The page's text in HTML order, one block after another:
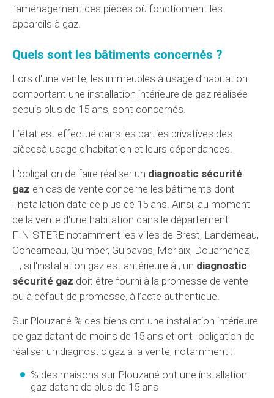
l’aménagement des pièces où fonctionnent les
appareils à gaz.
Quels sont les bâtiments concernés ?
Lors d'une vente, les immeubles à usage d’habitation
comportant une installation intérieure de gaz réalisée
depuis plus de 15 ans, sont concernés.
L’état est effectué dans les parties privatives des
piècesà usage d’habitation et leurs dépendances.
L'obligation de faire réaliser un diagnostic sécurité
gaz en cas de vente concerne les bâtiments dont
l'installation date de plus de 15 ans. Ainsi, au moment
de la vente d'une habitation dans le département
FINISTERE notamment les villes de Brest, Landerneau,
Concarneau, Quimper, Guipavas, Morlaix, Douarnenez,
..., si l'installation gaz est antérieure à , un diagnostic
sécurité gaz doit être fourni à la promesse de vente
ou à défaut de promesse, à l’acte authentique.
Sur Plouzané % des biens ont une installation intérieure
de gaz datant de moins de 15 ans et ont l'obligation de
réaliser un diagnostic gaz à la vente, notamment :
% des maisons sur Plouzané ont une installation
gaz datant de plus de 15 ans